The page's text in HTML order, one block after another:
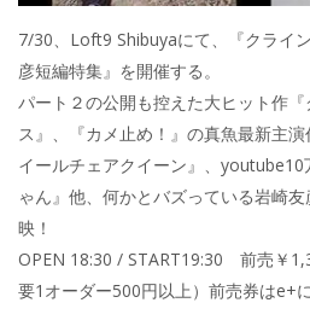
7/30、Loft9 Shibuyaにて、『クライ
彦短編特集』を開催する。
パート２の公開も控えた大ヒット作
ス』、『カメ止め！』の真魚最新主
イールチェアクイーン』、youtube10
ゃん』他、何かとバズっている岩崎
映！
OPEN 18:30 / START19:30 前売￥
要1オーダー500円以上）前売券はe+